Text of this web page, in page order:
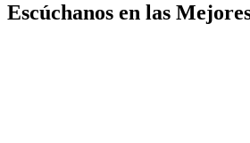
Escúchanos en las